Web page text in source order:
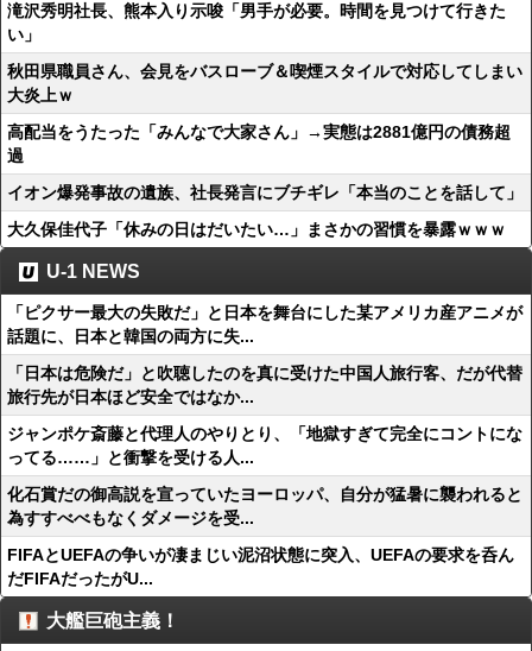
滝沢秀明社長、熊本入り示唆「男手が必要。時間を見つけて行きた
い」
秋田県職員さん、会見をバスローブ＆喫煙スタイルで対応してしまい
大炎上ｗ
高配当をうたった「みんなで大家さん」→実態は2881億円の債務超
過
イオン爆発事故の遺族、社長発言にブチギレ「本当のことを話して」
大久保佳代子「休みの日はだいたい…」まさかの習慣を暴露ｗｗｗ
U-1 NEWS
「ピクサー最大の失敗だ」と日本を舞台にした某アメリカ産アニメが
話題に、日本と韓国の両方に失...
「日本は危険だ」と吹聴したのを真に受けた中国人旅行客、だが代替
旅行先が日本ほど安全ではなか...
ジャンポケ斎藤と代理人のやりとり、「地獄すぎて完全にコントにな
ってる……」と衝撃を受ける人...
化石賞だの御高説を宣っていたヨーロッパ、自分が猛暑に襲われると
為すすべべもなくダメージを受...
FIFAとUEFAの争いが凄まじい泥沼状態に突入、UEFAの要求を呑ん
だFIFAだったがU...
大艦巨砲主義！